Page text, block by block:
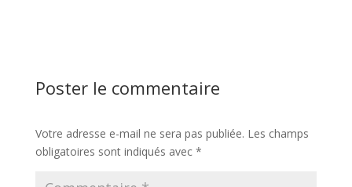
Poster le commentaire
Votre adresse e-mail ne sera pas publiée. Les champs
obligatoires sont indiqués avec *